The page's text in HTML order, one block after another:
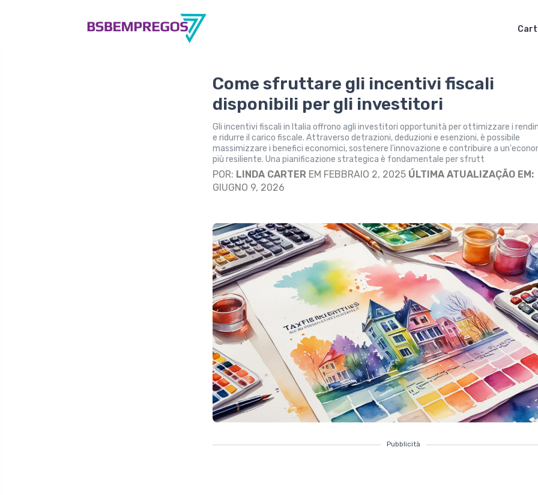
Come sfruttare gli incentivi fiscali
disponibili per gli investitori
Gli incentivi fiscali in Italia offrono agli investitori opportunità per ottimizzare i
e ridurre il carico fiscale. Attraverso detrazioni, deduzioni e esenzioni, è possibile
massimizzare i benefici economici, sostenere l'innovazione e contribuire a
più resiliente. Una pianificazione strategica è fondamentale per sfrutt
POR: LINDA CARTER EM FEBBRAIO 2, 2025 ÚLTIMA ATUALIZAÇÃO EM:
GIUGNO 9, 2026
Pubblicità